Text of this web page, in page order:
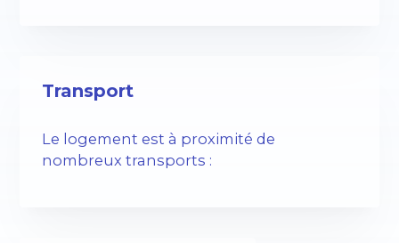
Transport
Le logement est à proximité de
nombreux transports :